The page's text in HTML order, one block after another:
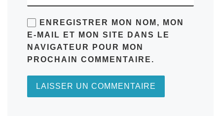
ENREGISTRER MON NOM, MON
E-MAIL ET MON SITE DANS LE
NAVIGATEUR POUR MON
PROCHAIN COMMENTAIRE.